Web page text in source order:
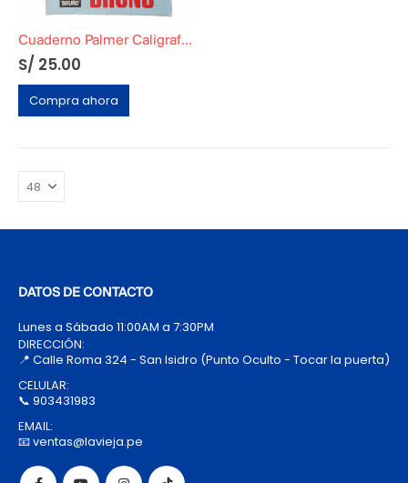
Cuaderno Palmer Caligrafía Original Tomo 3
S/ 25.00
Compra ahora
DATOS DE CONTACTO
Lunes a Sábado 11:00AM a 7:30PM
DIRECCIÓN:
📍 Calle Roma 324 - San Isidro (Punto Oculto - Tocar la puerta)
CELULAR:
📞 903431983
EMAIL:
📧 ventas@lavieja.pe